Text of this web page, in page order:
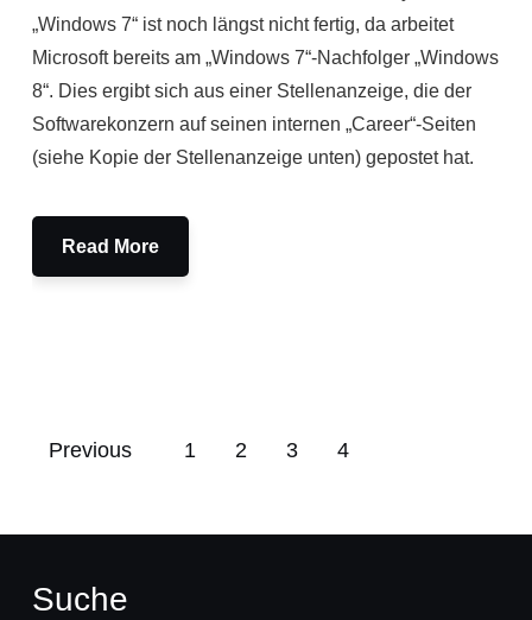
„Windows 7“ ist noch längst nicht fertig, da arbeitet
Microsoft bereits am „Windows 7“-Nachfolger „Windows
8“. Dies ergibt sich aus einer Stellenanzeige, die der
Softwarekonzern auf seinen internen „Career“-Seiten
(siehe Kopie der Stellenanzeige unten) gepostet hat.
Read More
Previous 1 2 3 4
Suche